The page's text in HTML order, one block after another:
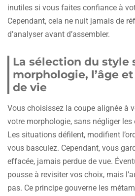
inutiles si vous faites confiance à
Cependant, cela ne nuit jamais de
d’analyser avant d’assembler.
La sélection du style
morphologie, l’âge
de vie
Vous choisissez la coupe alignée à
votre morphologie, sans négliger
Les situations défilent, modifient
vous basculez. Cependant, vous
effacée, jamais perdue de vue.
pousse à revisiter vos choix, mais
pas. Ce principe gouverne les